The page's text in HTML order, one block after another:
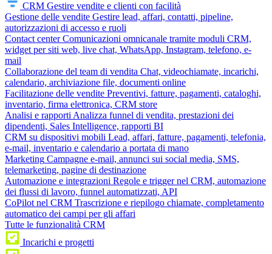
CRM Gestire vendite e clienti con facilità
Gestione delle vendite Gestire lead, affari, contatti, pipeline,
autorizzazioni di accesso e ruoli
Contact center Comunicazioni omnicanale tramite moduli CRM,
widget per siti web, live chat, WhatsApp, Instagram, telefono, e-
mail
Collaborazione del team di vendita Chat, videochiamate, incarichi,
calendario, archiviazione file, documenti online
Facilitazione delle vendite Preventivi, fatture, pagamenti, cataloghi,
inventario, firma elettronica, CRM store
Analisi e rapporti Analizza funnel di vendita, prestazioni dei
dipendenti, Sales Intelligence, rapporti BI
CRM su dispositivi mobili Lead, affari, fatture, pagamenti, telefonia,
e-mail, inventario e calendario a portata di mano
Marketing Campagne e-mail, annunci sui social media, SMS,
telemarketing, pagine di destinazione
Automazione e integrazioni Regole e trigger nel CRM, automazione
dei flussi di lavoro, funnel automatizzati, API
CoPilot nel CRM Trascrizione e riepilogo chiamate, completamento
automatico dei campi per gli affari
Tutte le funzionalità CRM
Incarichi e progetti